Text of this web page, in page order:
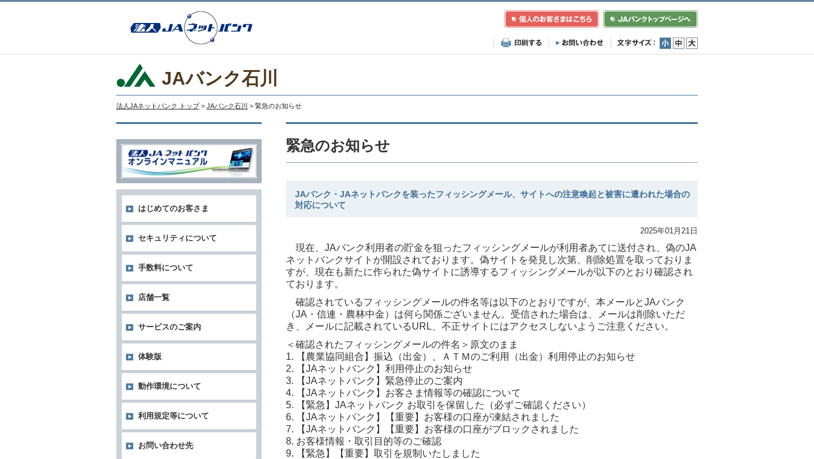
小 中 大
JAバンク石川
法人JAネットバンク トップ > JAバンク石川 > 緊急のお知らせ
緊急のお知らせ
JAバンク・JAネットバンクを装ったフィッシングメール、サイトへの注意喚起と被害に遭われた場合の
対応について
2025年01月21日
現在、JAバンク利用者の貯金を狙ったフィッシングメールが利用者あてに送付され、偽のJA
ネットバンクサイトが開設されております。偽サイトを発見し次第、削除処置を取っておりま
すが、現在も新たに作られた偽サイトに誘導するフィッシングメールが以下のとおり確認され
ております。
確認されているフィッシングメールの件名等は以下のとおりですが、本メールとJAバンク
（JA・信連・農林中金）は何ら関係ございません。受信された場合は、メールは削除いただ
き、メールに記載されているURL、不正サイトにはアクセスしないようご注意ください。
＜確認されたフィッシングメールの件名＞原文のまま
1. 【農業協同組合】振込（出金）、ＡＴＭのご利用（出金）利用停止のお知らせ
2. 【JAネットバンク】利用停止のお知らせ
3. 【JAネットバンク】緊急停止のご案内
4. 【JAネットバンク】お客さま情報等の確認について
5. 【緊急】JAネットバンク お取引を保留した（必ずご確認ください）
6. 【JAネットバンク】【重要】お客様の口座が凍結されました
7. 【JAネットバンク】【重要】お客様の口座がブロックされました
8. お客様情報・取引目的等のご確認
9. 【緊急】【重要】取引を規制いたしました
はじめてのお客さま
セキュリティについて
手数料について
店舗一覧
サービスのご案内
体験版
動作環境について
利用規定等について
お問い合わせ先